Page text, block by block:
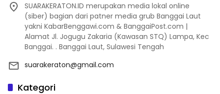
SUARAKERATON.ID merupakan media lokal online
(siber) bagian dari patner media grub Banggai Laut
yakni KabarBenggawi.com & BanggaiPost.com |
Alamat Jl. Jogugu Zakaria (Kawasan STQ) Lampa, Kec
Banggai. . Banggai Laut, Sulawesi Tengah
suarakeraton@gmail.com
Kategori